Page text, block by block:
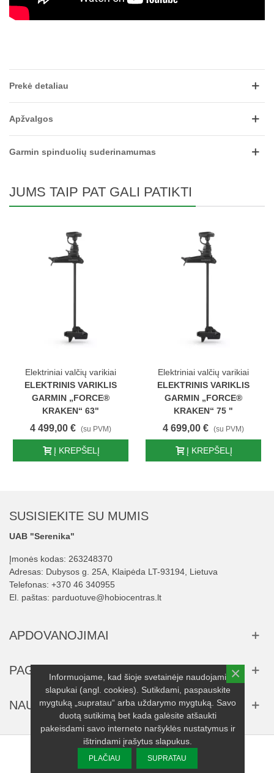
Prekė detaliau
Apžvalgos
Garmin spinduolių suderinamumas
JUMS TAIP PAT GALI PATIKTI
Elektriniai valčių varikiai
ELEKTRINIS VARIKLIS
GARMIN „FORCE®
KRAKEN“ 75 "
4 699,00 €
Į KREPŠELĮ
Elektriniai valčių
ELEKTRINIS
GARMIN
KRAKEN“ 90 "
5 199,00 €
Į KREPŠELĮ
SUSISIEKITE SU MUMIS
UAB "Serenika"
Įmonės kodas: 263248370
Adresas: Dubysos g. 25A, Klaipėda LT-93194, Lietuva
Telefonas: +370 46 340955
El. paštas: parduotuve@hobiocentras.lt
APDOVANOJIMAI
PAGALBA
NAUJIENLAIŠKIS
© 2025 UAB "Serenika" visos teisės saugomos.
Informuojame, kad šioje svetainėje naudojami
slapukai (angl. cookies). Sutikdami, paspauskite
mygtuką „supratau“ arba uždarymo mygtuką. Savo
duotą sutikimą bet kada galėsite atšaukti
pakeisdami savo interneto naršyklės nustatymus ir
ištrindami įrašytus slapukus.
PLAČIAU SUPRATAU
×